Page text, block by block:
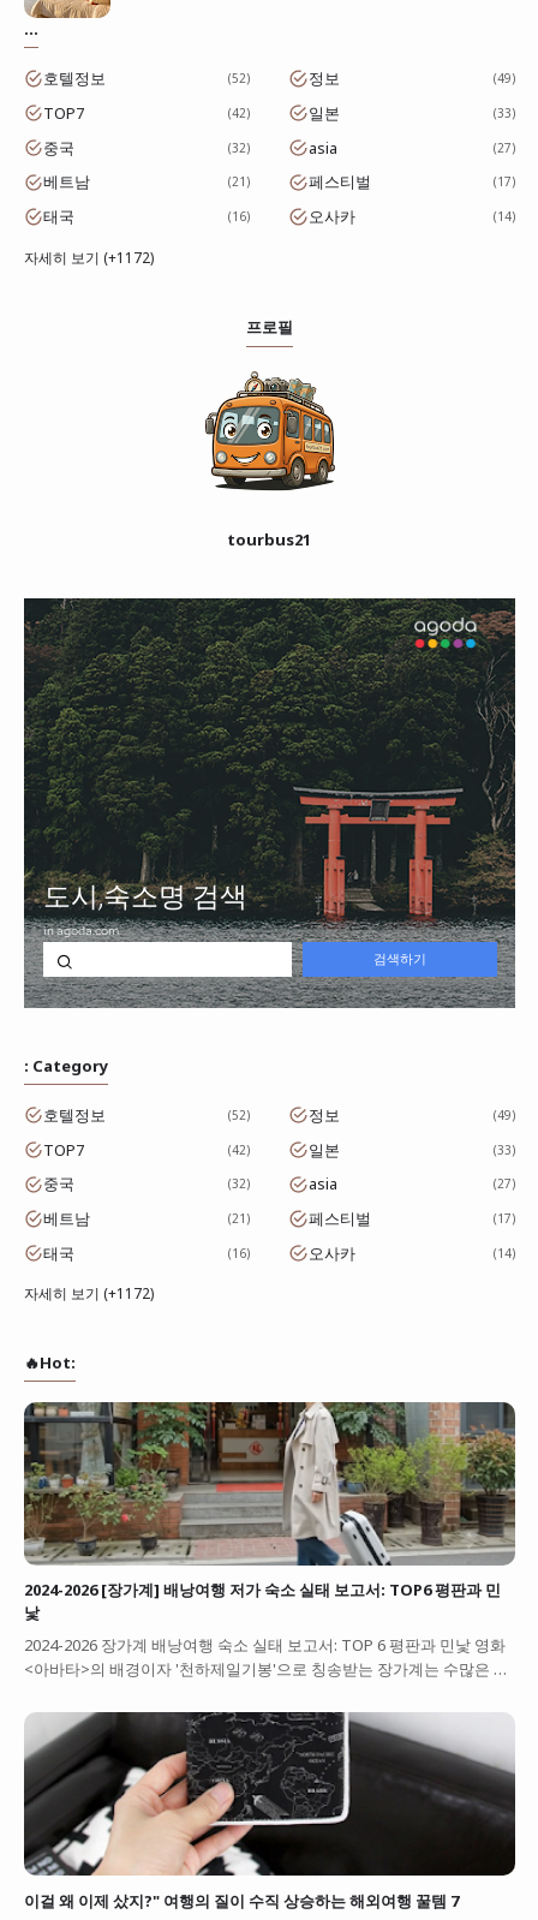
...
호텔정보 52 정보 49
TOP7 42 일본 33
중국 32 asia 27
베트남 21 페스티벌 17
태국 16 오사카 14
자세히 보기 (+1172)
프로필
tourbus21
: Category
호텔정보 52 정보 49
TOP7 42 일본 33
중국 32 asia 27
베트남 21 페스티벌 17
태국 16 오사카 14
자세히 보기 (+1172)
🔥Hot:
2024-2026 [장가계] 배낭여행 저가 숙소 실태 보고서: TOP6 평판과 민
낯
2024-2026 장가계 배낭여행 숙소 실태 보고서: TOP 6 평판과 민낯 영화
<아바타>의 배경이자 '천하제일기봉'으로 칭송받는 장가계는 수많은 …
이걸 왜 이제 샀지?" 여행의 질이 수직 상승하는 해외여행 꿀템 7